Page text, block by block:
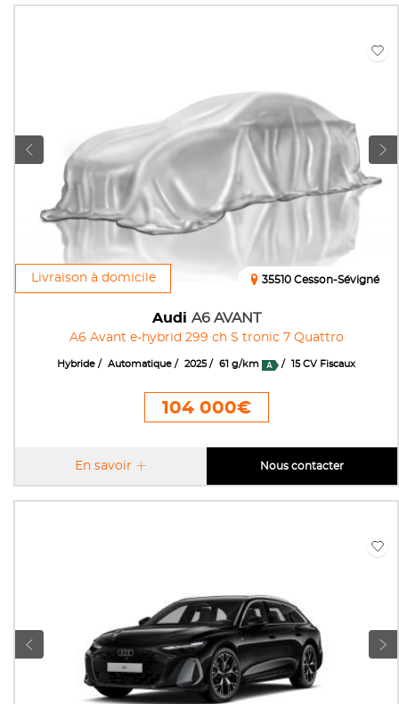
Livraison à domicile
Audi A6 AVANT
A6 Avant e-hybrid 299 ch S tronic 7 Quattro
35510 Cesson-Sévigné
Hybride Automatique 2025 61 g/km 15 CV Fiscaux
104 000€
En savoir Nous contacter